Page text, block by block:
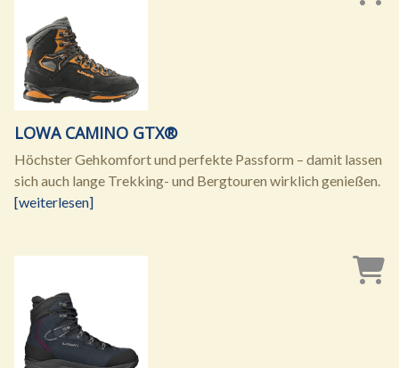
LOWA CAMINO GTX®
Höchster Gehkomfort und perfekte Passform – damit lassen
sich auch lange Trekking- und Bergtouren wirklich genießen.
[weiterlesen]